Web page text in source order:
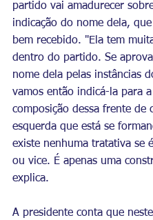
partido vai amadurecer
indicação do nome dela,
bem recebido. "Ela tem
dentro do partido. Se
nome dela pelas instâncias
vamos então indicá-la para a
composição dessa frente de
esquerda que está se
existe nenhuma tratativa se
ou vice. É apenas uma
explica.
A presidente conta que